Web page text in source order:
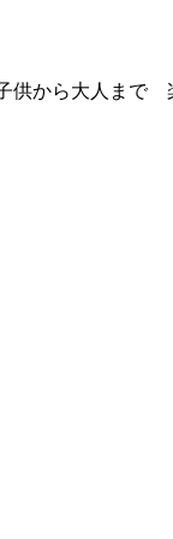
から大人まで